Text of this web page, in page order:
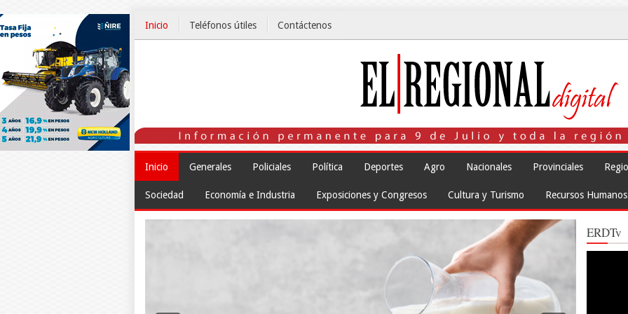
Inicio Teléfonos útiles Contáctenos
Inicio Generales Policiales Política Deportes Agro Nacionales Provinciales
Sociedad Economía e Industria Exposiciones y Congresos Cultura y Turismo Recursos Humanos
ERDTv